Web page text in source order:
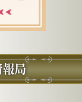
局